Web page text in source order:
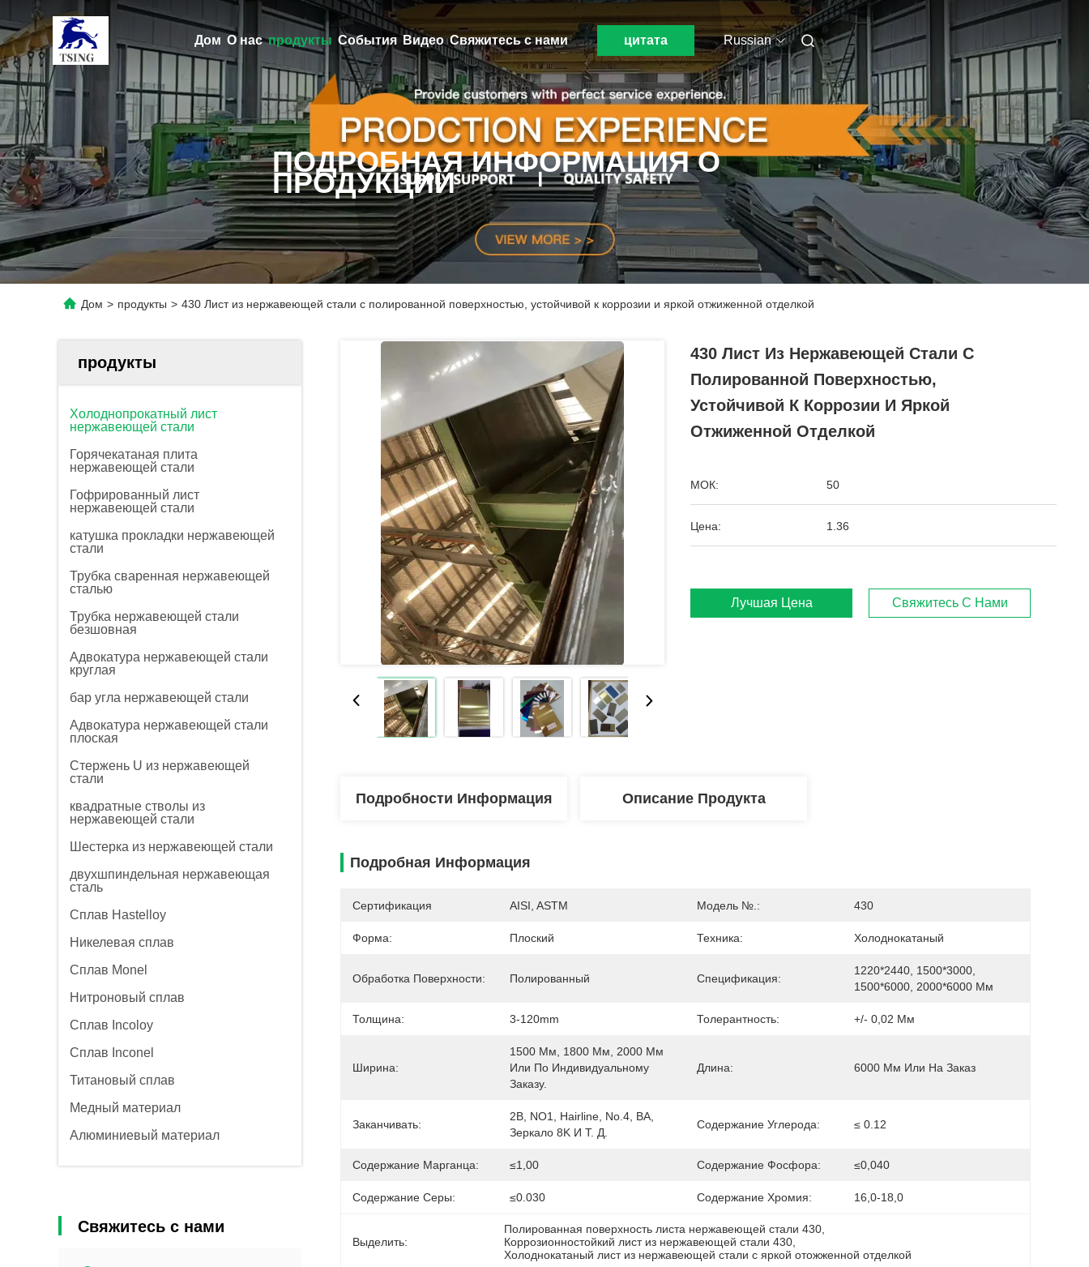
Дом О нас продукты События Видео Свяжитесь с нами цитата Russian
ПОДРОБНАЯ ИНФОРМАЦИЯ О
ПРОДУКЦИИ
Дом > продукты > 430 Лист из нержавеющей стали с полированной поверхностью, устойчивой к коррозии и яркой отжиженной отделкой
продукты
Холоднопрокатный лист
нержавеющей стали
Горячекатаная плита
нержавеющей стали
Гофрированный лист
нержавеющей стали
катушка прокладки нержавеющей
стали
Трубка сваренная нержавеющей
сталью
Трубка нержавеющей стали
безшовная
Адвокатура нержавеющей стали
круглая
бар угла нержавеющей стали
Адвокатура нержавеющей стали
плоская
Стержень U из нержавеющей
стали
квадратные стволы из
нержавеющей стали
Шестерка из нержавеющей стали
двухшпиндельная нержавеющая
сталь
Сплав Hastelloy
Никелевая сплав
Сплав Monel
Нитроновый сплав
Сплав Incoloy
Сплав Inconel
Титановый сплав
Медный материал
Алюминиевый материал
Свяжитесь с нами
430 Лист Из Нержавеющей Стали С
Полированной Поверхностью,
Устойчивой К Коррозии И Яркой
Отжиженной Отделкой
МОК: 50
Цена: 1.36
Лучшая Цена Свяжитесь С Нами
Подробности Информация Описание Продукта
Подробная Информация
Сертификация AISI, ASTM Модель №.: 430
Форма: Плоский Техника: Холоднокатаный
Обработка Поверхности: Полированный Спецификация:
1220*2440, 1500*3000,
1500*6000, 2000*6000 Мм
Толщина: 3-120mm Толерантность: +/- 0,02 Мм
Ширина:
1500 Мм, 1800 Мм, 2000 Мм
Или По Индивидуальному
Заказу.
Длина: 6000 Мм Или На Заказ
Заканчивать:
2B, NO1, Hairline, No.4, BA,
Зеркало 8K И Т. Д.
Содержание Углерода: ≤ 0.12
Содержание Марганца: ≤1,00 Содержание Фосфора: ≤0,040
Содержание Серы: ≤0.030 Содержание Хромия: 16,0-18,0
Выделить:
Полированная поверхность листа нержавеющей стали 430
Коррозионностойкий лист из нержавеющей стали 430
Холоднокатаный лист из нержавеющей стали с яркой отожженной отделкой